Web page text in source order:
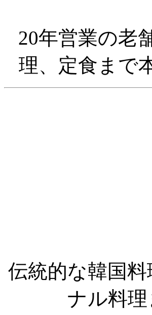
20年営業の老
理、定食まで
伝統的な韓国
ナル料